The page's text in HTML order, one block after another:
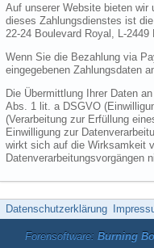
Auf unserer Website bieten
dieses Zahlungsdienstes ist
22-24 Boulevard Royal, L-2449
Wenn Sie die Bezahlung via
eingegebenen Zahlungsdaten
Die Übermittlung Ihrer Daten
Abs. 1 lit. a DSGVO
(Verarbeitung zur Erfüllung
Einwilligung zur
wirkt sich auf die Wirksamkeit
Datenverarbeitungsvorgängen
Datenschutzerklärung
Forensoftware: Burning